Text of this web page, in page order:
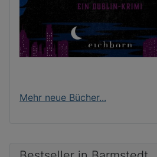
Mehr neue Bücher...